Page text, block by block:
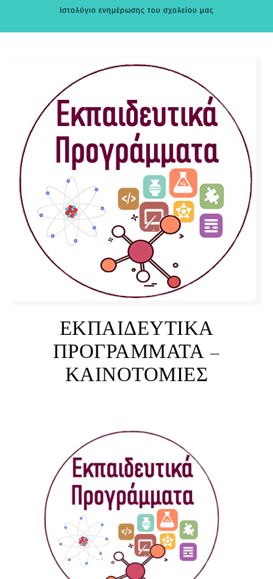
Ιστολόγιο ενημέρωσης του σχολείου μας
ΕΚΠΑΙΔΕΥΤΙΚΑ
ΠΡΟΓΡΑΜΜΑΤΑ –
ΚΑΙΝΟΤΟΜΙΕΣ